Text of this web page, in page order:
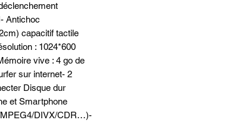
Antichoc
capacitif tactile
: 1024*600
vive : 4 go de
sur internet- 2
Disque dur
et Smartphone
MPEG4/DIVX/CDR…)-